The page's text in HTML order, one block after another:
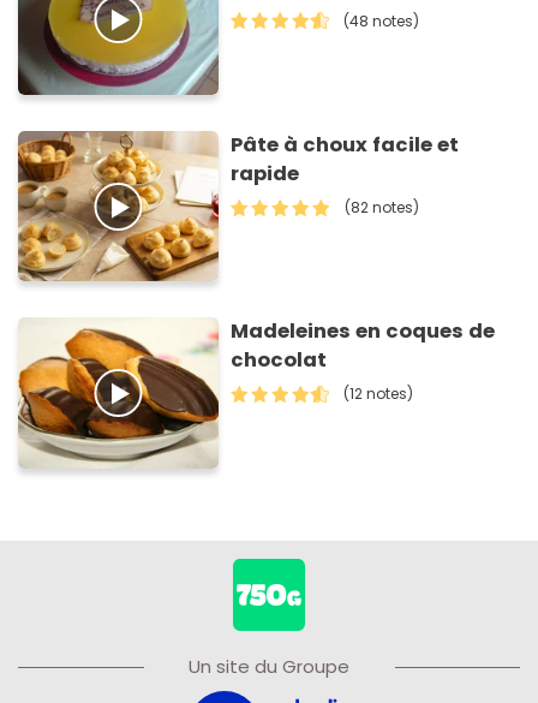
(48 notes)
Pâte à choux facile et
rapide
(82 notes)
Madeleines en coques de
chocolat
(12 notes)
Un site du Groupe